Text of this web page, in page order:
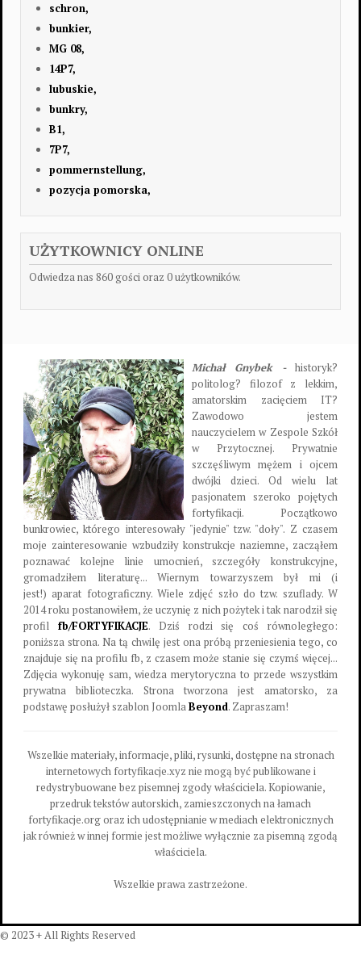
schron,
bunkier,
MG 08,
14P7,
lubuskie,
bunkry,
B1,
7P7,
pommernstellung,
pozycja pomorska,
UŻYTKOWNICY ONLINE
Odwiedza nas 860 gości oraz 0 użytkowników.
Michał Gnybek - historyk?
politolog? filozof z lekkim,
amatorskim zacięciem IT?
Zawodowo jestem
nauczycielem w Zespole Szkół
w Przytocznej. Prywatnie
szczęśliwym mężem i ojcem
dwójki dzieci. Od wielu lat
pasjonatem szeroko pojętych
fortyfikacji. Początkowo
bunkrowiec, którego interesowały "jedynie" tzw. "doły". Z czasem
moje zainteresowanie wzbudziły konstrukcje naziemne, zacząłem
poznawać kolejne linie umocnień, szczegóły konstrukcyjne,
gromadziłem literaturę... Wiernym towarzyszem był mi (i
jest!) aparat fotograficzny. Wiele zdjęć szło do tzw. szuflady. W
2014 roku postanowiłem, że uczynię z nich pożytek i tak narodził się
profil fb/FORTYFIKACJE. Dziś rodzi się coś równoległego:
poniższa strona. Na tą chwilę jest ona próbą przeniesienia tego, co
znajduje się na profilu fb, z czasem może stanie się czymś więcej...
Zdjęcia wykonuję sam, wiedza merytoryczna to przede wszystkim
prywatna biblioteczka. Strona tworzona jest amatorsko, za
podstawę posłużył szablon JoomlaBeyond. Zapraszam!
Wszelkie materiały, informacje, pliki, rysunki, dostępne na stronach
internetowych fortyfikacje.xyz nie mogą być publikowane i
redystrybuowane bez pisemnej zgody właściciela. Kopiowanie,
przedruk tekstów autorskich, zamieszczonych na łamach
fortyfikacje.org oraz ich udostępnianie w mediach elektronicznych
jak również w innej formie jest możliwe wyłącznie za pisemną zgodą
właściciela.
Wszelkie prawa zastrzeżone.
© 2023 + All Rights Reserved